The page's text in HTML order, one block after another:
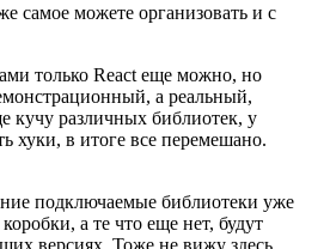
самое можете организовать и с
только React еще можно, но
а реальный,
кучу различных библиотек, у
хуки, в итоге все перемешано.
подключаемые библиотеки уже
а те что еще нет, будут
версиях. Тоже не вижу здесь